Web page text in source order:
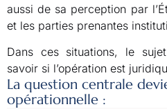
aussi de sa perception par
et les parties prenantes
Dans ces situations, le
savoir si l’opération est
La question centrale
opérationnelle :